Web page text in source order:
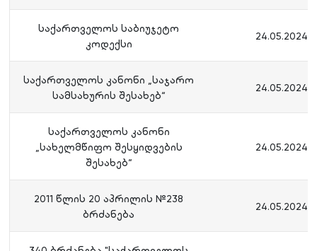
საქართველოს საბიუჯეტო
კოდექსი
24.05.2024
საქართველოს კანონი „საჯარო
სამსახურის შესახებ“
24.05.2024
საქართველოს კანონი
„სახელმწიფო შესყიდვების
შესახებ“
24.05.2024
2011 წლის 20 აპრილის №238
ბრძანება
24.05.2024